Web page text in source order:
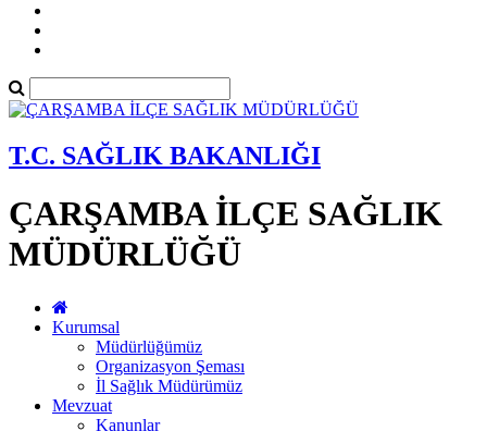
T.C. SAĞLIK BAKANLIĞI
ÇARŞAMBA İLÇE SAĞLIK
MÜDÜRLÜĞÜ
Kurumsal
Müdürlüğümüz
Organizasyon Şeması
İl Sağlık Müdürümüz
Mevzuat
Kanunlar